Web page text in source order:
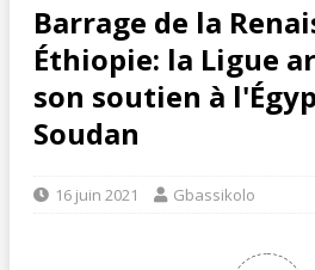
Barrage de la
Éthiopie: la Ligue
son soutien à
Soudan
16 juin 2021 Gbassikolo